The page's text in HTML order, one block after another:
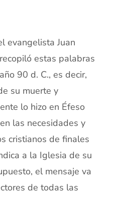
evangelista Juan
estas palabras
90 d. C., es decir,
su muerte y
lo hizo en Éfeso
las necesidades y
cristianos de finales
a la Iglesia de su
el mensaje va
de todas las